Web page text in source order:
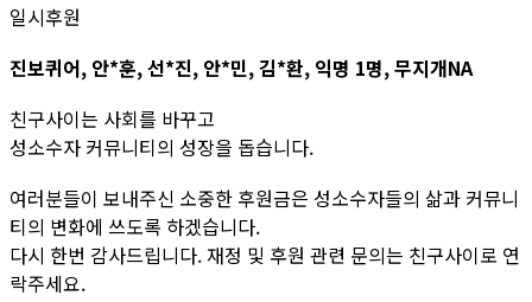
일시후원
진보퀴어, 안*훈, 선*진, 안*민, 김*환, 익명 1명, 무지개NA
친구사이는 사회를 바꾸고
성소수자 커뮤니티의 성장을 돕습니다.
여러분들이 보내주신 소중한 후원금은 성소수자들의 삶과 커뮤니
티의 변화에 쓰도록 하겠습니다.
다시 한번 감사드립니다. 재정 및 후원 관련 문의는 친구사이로 연
락주세요.